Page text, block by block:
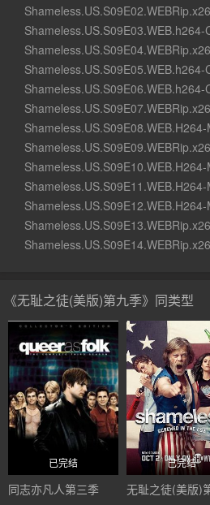
《无耻之徒(美版)第九季》同类型
已完结
同志亦凡人第三季
已完结
无耻之徒(美版)